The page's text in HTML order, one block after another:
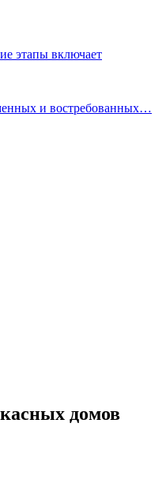
этапы включает
и востребованных…
домов